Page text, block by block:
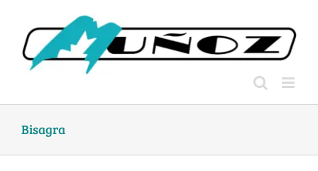
content
Bisagra